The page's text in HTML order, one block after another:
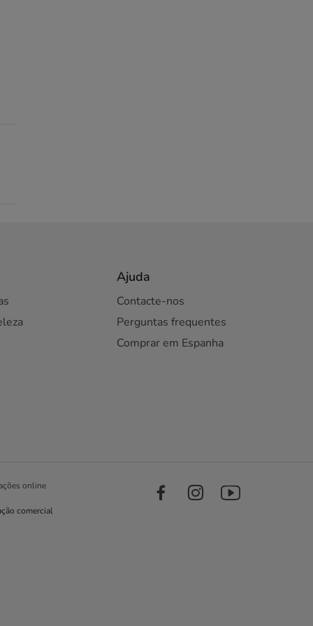
Ajuda
Contacte-nos
Perguntas frequentes
Comprar em Espanha
online
comercial